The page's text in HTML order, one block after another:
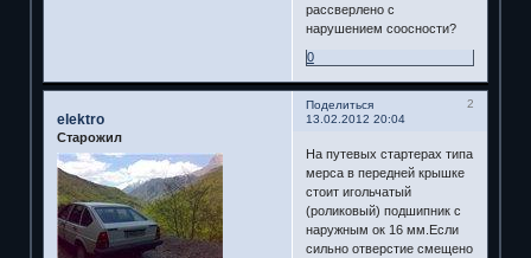
рассверлено с
нарушением соосности?
0
Поделиться
2
13.02.2012 20:04
elektro
Старожил
На путевых стартерах типа
мерса в передней крышке
стоит игольчатый
(роликовый) подшипник с
наружным ок 16 мм.Если
сильно отверстие смещено